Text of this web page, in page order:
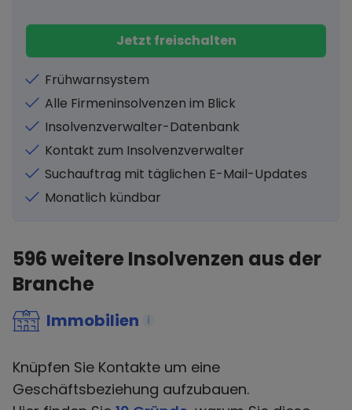
Jetzt freischalten
Frühwarnsystem
Alle Firmeninsolvenzen im Blick
Insolvenzverwalter-Datenbank
Kontakt zum Insolvenzverwalter
Suchauftrag mit täglichen E-Mail-Updates
Monatlich kündbar
596weitere Insolvenzen aus der
Branche
Immobilien i
Knüpfen Sie Kontakte um eine
Geschäftsbeziehung aufzubauen.